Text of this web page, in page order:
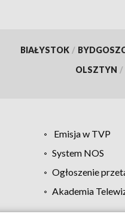
BIAŁYSTOK /
OLSZTYN /
Emisja w TVP
System NOS
Ogłoszenie
Akademia